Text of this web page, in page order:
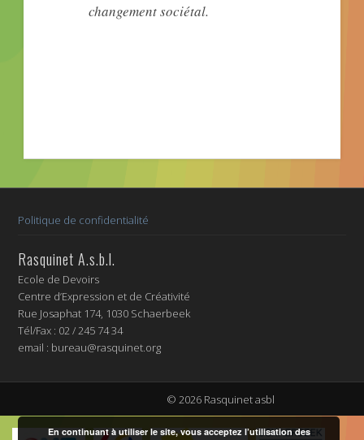
changement sociétal.
Politique de confidentialité
Rasquinet A.s.b.l.
Ecole de Devoirs
Centre d’Expression et de Créativité
Rue Josaphat 174, 1030 Schaerbeek
Tél/Fax : 02 / 245 74 34
email : bureau@rasquinet.org
© 2026 Rasquinet asbl
En continuant à utiliser le site, vous acceptez l’utilisation des